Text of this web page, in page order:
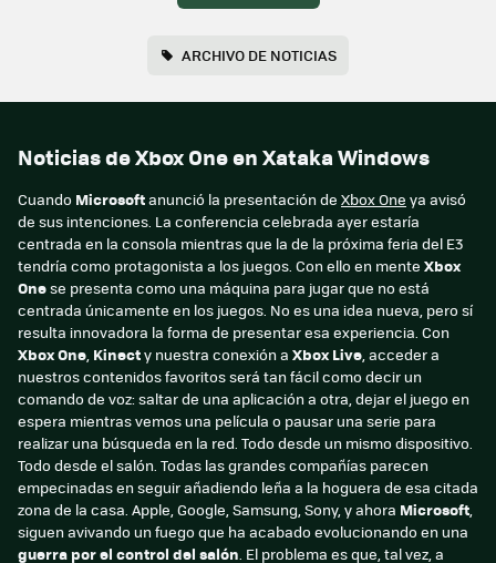
ARCHIVO DE NOTICIAS
Noticias de Xbox One en Xataka Windows
Cuando Microsoftanunció la presentación de Xbox One ya avisó
de sus intenciones. La conferencia celebrada ayer estaría
centrada en la consola mientras que la de la próxima feria del E3
tendría como protagonista a los juegos. Con ello en mente Xbox
Onese presenta como una máquina para jugar que no está
centrada únicamente en los juegos. No es una idea nueva, pero sí
resulta innovadora la forma de presentar esa experiencia. Con
Xbox One, Kinecty nuestra conexión a Xbox Live, acceder a
nuestros contenidos favoritos será tan fácil como decir un
comando de voz: saltar de una aplicación a otra, dejar el juego en
espera mientras vemos una película o pausar una serie para
realizar una búsqueda en la red. Todo desde un mismo dispositivo.
Todo desde el salón. Todas las grandes compañías parecen
empecinadas en seguir añadiendo leña a la hoguera de esa citada
zona de la casa. Apple, Google, Samsung, Sony, y ahora Microsoft,
siguen avivando un fuego que ha acabado evolucionando en una
guerra por el control del salón. El problema es que, tal vez, a